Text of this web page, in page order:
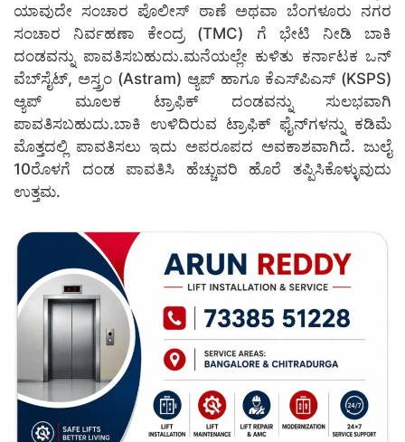
ಯಾವುದೇ ಸಂಚಾರ ಪೊಲೀಸ್ ಠಾಣೆ ಅಥವಾ ಬೆಂಗಳೂರು ನಗರ
ಸಂಚಾರ ನಿರ್ವಹಣಾ ಕೇಂದ್ರ (TMC) ಗೆ ಭೇಟಿ ನೀಡಿ ಬಾಕಿ
ದಂಡವನ್ನು ಪಾವತಿಸಬಹುದು.ಮನೆಯಲ್ಲೇ ಕುಳಿತು ಕರ್ನಾಟಕ ಒನ್
ವೆಬ್‌ಸೈಟ್, ಅಸ್ತ್ರಂ (Astram) ಆ್ಯಪ್ ಹಾಗೂ ಕೆಎಸ್‌ಪಿಎಸ್ (KSPS)
ಆ್ಯಪ್ ಮೂಲಕ ಟ್ರಾಫಿಕ್ ದಂಡವನ್ನು ಸುಲಭವಾಗಿ
ಪಾವತಿಸಬಹುದು.ಬಾಕಿ ಉಳಿದಿರುವ ಟ್ರಾಫಿಕ್ ಫೈನ್‌ಗಳನ್ನು ಕಡಿಮೆ
ಮೊತ್ತದಲ್ಲಿ ಪಾವತಿಸಲು ಇದು ಅಪರೂಪದ ಅವಕಾಶವಾಗಿದೆ. ಜುಲೈ
10ರೊಳಗೆ ದಂಡ ಪಾವತಿಸಿ ಹೆಚ್ಚುವರಿ ಹೊರೆ ತಪ್ಪಿಸಿಕೊಳ್ಳುವುದು
ಉತ್ತಮ.